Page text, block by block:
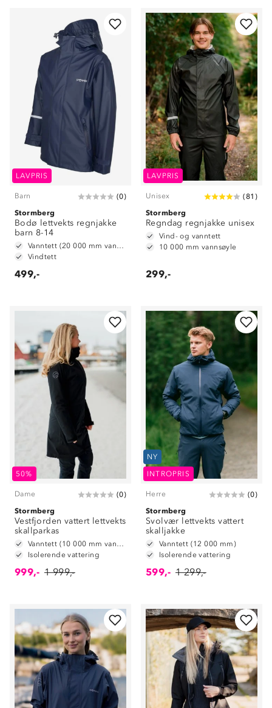
LAVPRIS
Barn (0)
Stormberg
Bodø lettvekts regnjakke
barn 8-14
Vanntett (20 000 mm vannsøyle)
Vindtett
499,-
LAVPRIS
Unisex (81 )
Stormberg
Regndag regnjakke unisex
Vind- og vanntett
10 000 mm vannsøyle
299,-
50%
Dame (0)
Stormberg
Vestfjorden vattert lettvekts
skallparkas
Vanntett (10 000 mm vannsøyle)
Isolerende vattering
999,- 1 999,-
NY
INTROPRIS
Herre (0)
Stormberg
Svolvær lettvekts vattert
skalljakke
Vanntett (12 000 mm)
Isolerende vattering
599,- 1 299,-